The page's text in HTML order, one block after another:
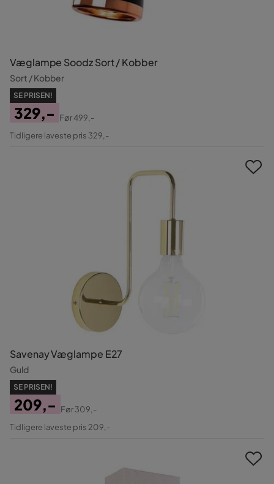
Væglampe Soodz Sort / Kobber
Sort / Kobber
SE PRISEN!
Pris
329,-
Original
Før499,-
Tidligere laveste pris 329,-
Savenay Væglampe E27
Guld
SE PRISEN!
Pris
209,-
Original
Før309,-
Tidligere laveste pris 209,-